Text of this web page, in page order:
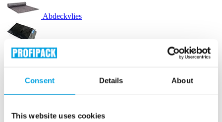
Consent Details About
This website uses cookies
Abdeckvlies
Versandetiketten